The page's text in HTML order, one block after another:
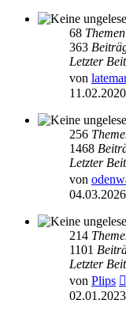
68 Themen
363
Letzter
von
256
1468
Letzter
von
214
1101
Letzter
von Plips